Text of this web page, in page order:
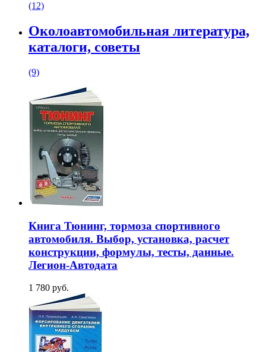
(12)
Околоавтомобильная литература,
каталоги, советы
(9)
Книга Тюнинг, тормоза спортивного
автомобиля. Выбор, установка, расчет
конструкции, формулы, тесты, данные.
Легион-Aвтодата
1 780 руб.